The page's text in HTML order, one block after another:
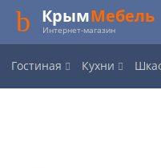
КрымМебель
Интернет-магазин
Гостиная Кухни